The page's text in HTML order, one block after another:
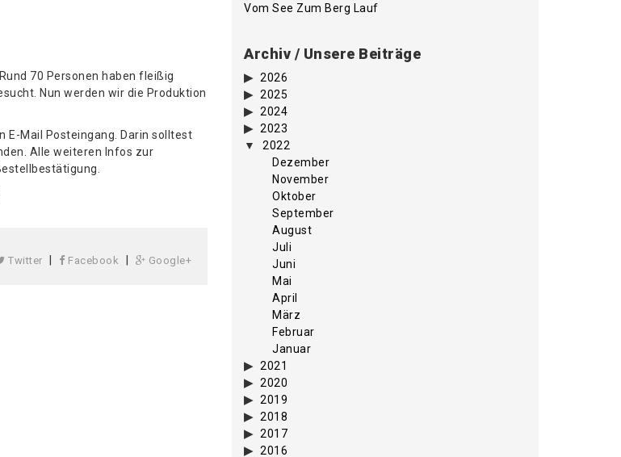
70 Personen haben fleißig
Nun werden wir die Produktion
E-Mail Posteingang. Darin solltest
Alle weiteren Infos zur
Twitter Facebook Google+
Vom See Zum Berg Lauf
Archiv / Unsere Beiträge
2026
2025
2024
2023
2022
Dezember
November
Oktober
September
August
Juli
Juni
Mai
April
März
Februar
Januar
2021
2020
2019
2018
2017
2016